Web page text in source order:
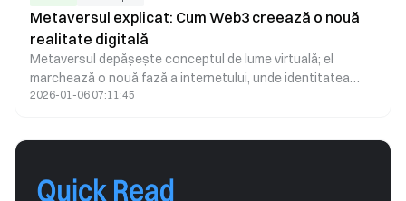
Metaversul explicat: Cum Web3 creează o nouă
realitate digitală
Metaversul depășește conceptul de lume virtuală; el
marchează o nouă fază a internetului, unde identitatea
digitală, dreptul de proprietate și modul de interacțiune
2026-01-06 07:11:45